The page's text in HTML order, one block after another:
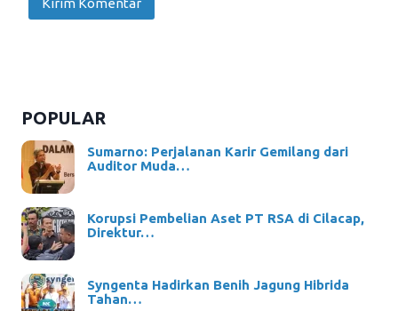
POPULAR
Sumarno: Perjalanan Karir Gemilang dari
Auditor Muda…
Korupsi Pembelian Aset PT RSA di Cilacap,
Direktur…
Syngenta Hadirkan Benih Jagung Hibrida
Tahan…